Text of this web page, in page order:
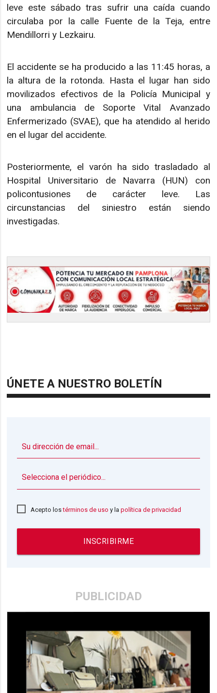
leve este sábado tras sufrir una caída cuando
circulaba por la calle Fuente de la Teja, entre
Mendillorri y Lezkairu.
El accidente se ha producido a las 11:45 horas, a
la altura de la rotonda. Hasta el lugar han sido
movilizados efectivos de la Policía Municipal y
una ambulancia de Soporte Vital Avanzado
Enfermerizado (SVAE), que ha atendido al herido
en el lugar del accidente.
Posteriormente, el varón ha sido trasladado al
Hospital Universitario de Navarra (HUN) con
policontusiones de carácter leve. Las
circunstancias del siniestro están siendo
investigadas.
ÚNETE A NUESTRO BOLETÍN
Acepto lostérminos de uso y lapolítica de privacidad
INSCRIBIRME
PUBLICIDAD